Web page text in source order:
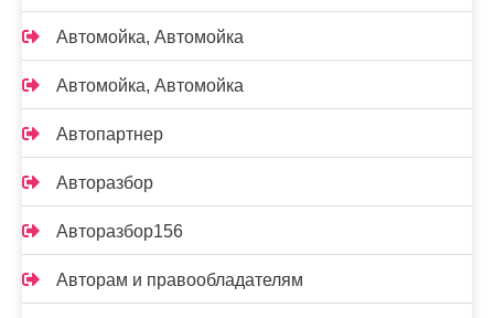
Автомойка, Автомойка
Автомойка, Автомойка
Автопартнер
Авторазбор
Авторазбор156
Авторам и правообладателям